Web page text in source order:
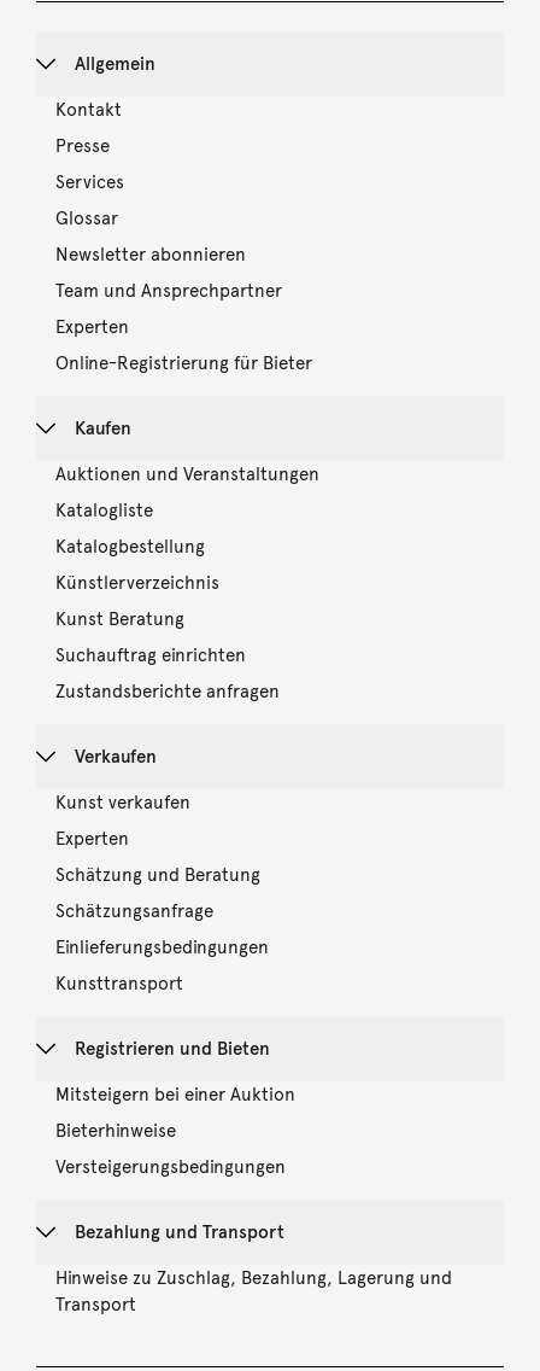
Allgemein
Kontakt
Presse
Services
Glossar
Newsletter abonnieren
Team und Ansprechpartner
Experten
Online-Registrierung für Bieter
Kaufen
Auktionen und Veranstaltungen
Katalogliste
Katalogbestellung
Künstlerverzeichnis
Kunst Beratung
Suchauftrag einrichten
Zustandsberichte anfragen
Verkaufen
Kunst verkaufen
Experten
Schätzung und Beratung
Schätzungsanfrage
Einlieferungsbedingungen
Kunsttransport
Registrieren und Bieten
Mitsteigern bei einer Auktion
Bieterhinweise
Versteigerungsbedingungen
Bezahlung und Transport
Hinweise zu Zuschlag, Bezahlung, Lagerung und
Transport